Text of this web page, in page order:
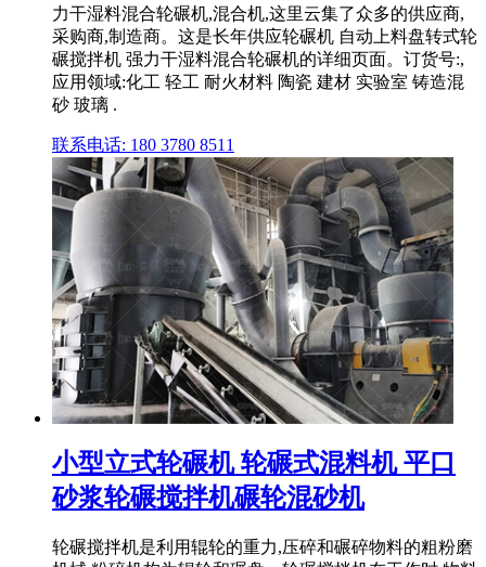
力干湿料混合轮碾机,混合机,这里云集了众多的供应商,
采购商,制造商。这是长年供应轮碾机 自动上料盘转式轮
碾搅拌机 强力干湿料混合轮碾机的详细页面。订货号:,
应用领域:化工 轻工 耐火材料 陶瓷 建材 实验室 铸造混
砂 玻璃 .
联系电话: 180 3780 8511
小型立式轮碾机 轮碾式混料机 平口
砂浆轮碾搅拌机碾轮混砂机
轮碾搅拌机是利用辊轮的重力,压碎和碾碎物料的粗粉磨